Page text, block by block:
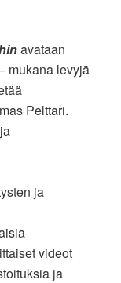
avataan
mukana levyjä
Pelttari.
ja
ja
videot
ja